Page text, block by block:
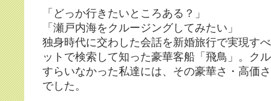
「どっか行きたいところある？」
「瀬戸内海をクルージングしてみたい」
独身時代に交わした会話を新婚旅行で実現す
ットで検索して知った豪華客船「飛鳥」。ク
すらいなかった私達には、その豪華さ・高価
でした。